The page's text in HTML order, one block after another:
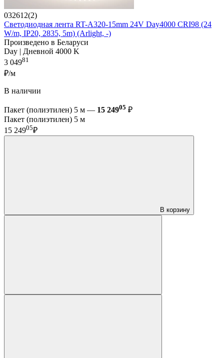
032612(2)
Светодиодная лента RT-A320-15mm 24V Day4000 CRI98 (24
W/m, IP20, 2835, 5m) (Arlight, -)
Произведено в Беларуси
Day | Дневной 4000 K
3 04981
₽/м
В наличии
Пакет (полиэтилен) 5 м — 15 24905 ₽
Пакет (полиэтилен) 5 м
15 24905₽
В корзину